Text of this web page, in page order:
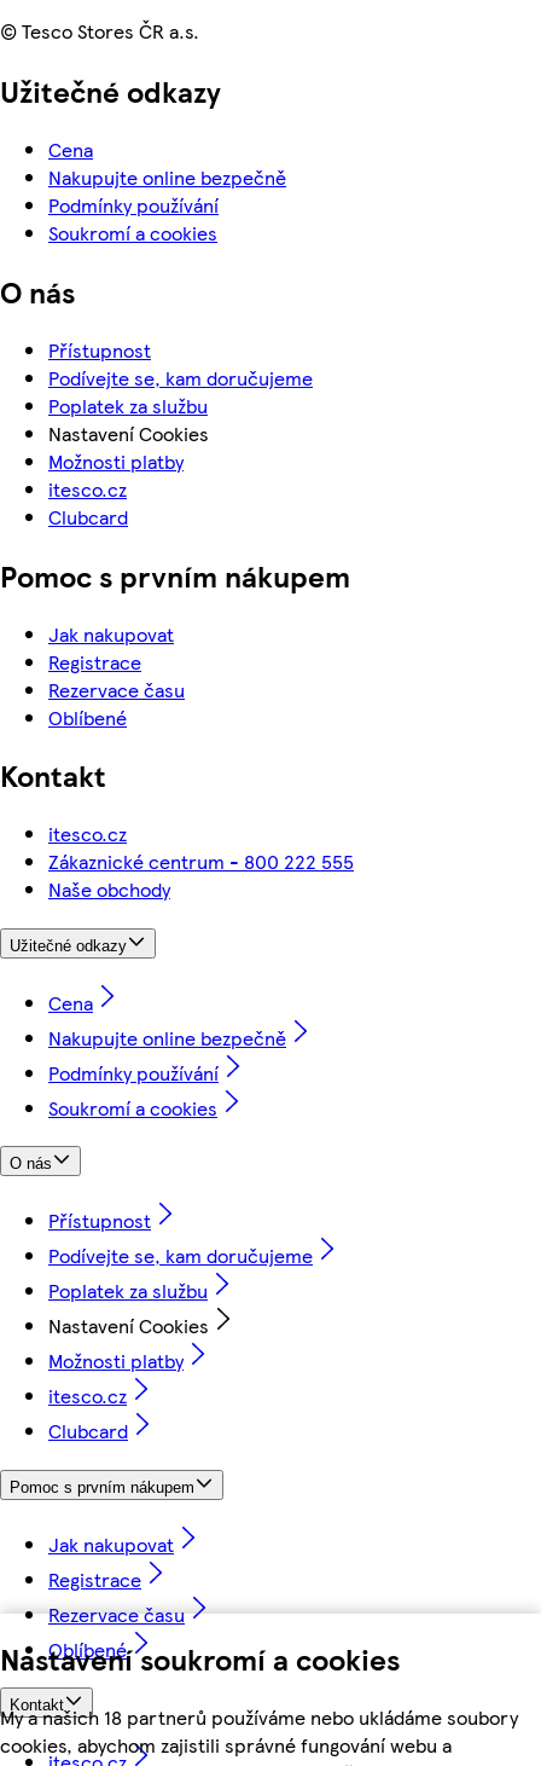
Nastavení soukromí a cookies
My a našich 18 partnerů používáme nebo ukládáme soubory
cookies, abychom zajistili správné fungování webu a
© Tesco Stores ČR a.s.
Užitečné odkazy
Cena
Nakupujte online bezpečně
Podmínky používání
Soukromí a cookies
O nás
Přístupnost
Podívejte se, kam doručujeme
Poplatek za službu
Nastavení Cookies
Možnosti platby
itesco.cz
Clubcard
Pomoc s prvním nákupem
Jak nakupovat
Registrace
Rezervace času
Oblíbené
Kontakt
itesco.cz
Zákaznické centrum - 800 222 555
Naše obchody
Užitečné odkazy
Cena
Nakupujte online bezpečně
Podmínky používání
Soukromí a cookies
O nás
Přístupnost
Podívejte se, kam doručujeme
Poplatek za službu
Nastavení Cookies
Možnosti platby
itesco.cz
Clubcard
Pomoc s prvním nákupem
Jak nakupovat
Registrace
Rezervace času
Oblíbené
Kontakt